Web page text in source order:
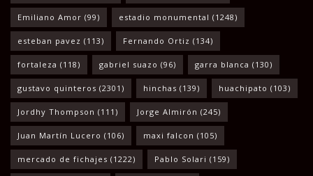
Emiliano Amor (99) estadio monumental (1248)
esteban pavez (113) Fernando Ortiz (134)
fortaleza (118) gabriel suazo (96) garra blanca (130)
gustavo quinteros (2301) hinchas (139) huachipato (103)
Jordhy Thompson (111) Jorge Almirón (245)
Juan Martín Lucero (106) maxi falcon (105)
mercado de fichajes (1222) Pablo Solari (159)